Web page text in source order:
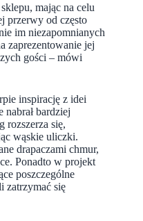
mając na celu
przerwy od często
im niezapomnianych
zaprezentowanie jej
gości – mówi
inspirację z idei
nabrał bardziej
rozszerza się,
wąskie uliczki.
drapaczami chmur,
Ponadto w projekt
poszczególne
zatrzymać się